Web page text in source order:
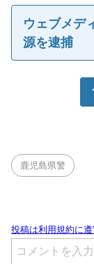
ウェブメデ
源を逮捕
鹿児島県警